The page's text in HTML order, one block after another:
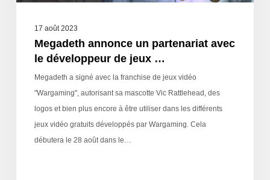
17 août 2023
Megadeth annonce un partenariat avec
le développeur de jeux …
Megadeth a signé avec la franchise de jeux vidéo
"Wargaming", autorisant sa mascotte Vic Rattlehead, des
logos et bien plus encore à être utiliser dans les différents
jeux vidéo gratuits développés par Wargaming. Cela
débutera le 28 août dans le…